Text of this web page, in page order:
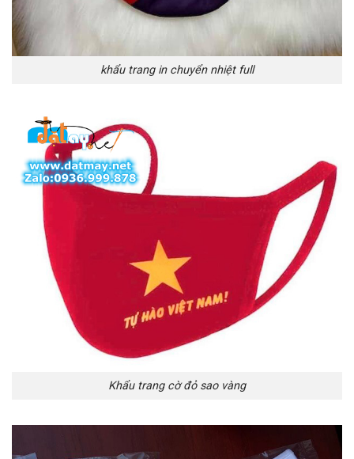
khẩu trang in chuyển nhiệt full
Khẩu trang cờ đỏ sao vàng